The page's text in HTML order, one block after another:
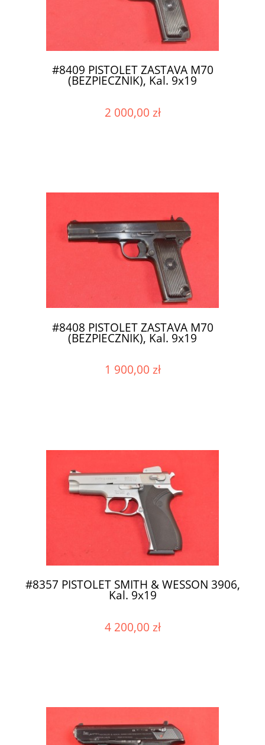
#8409 PISTOLET ZASTAVA M70
(BEZPIECZNIK), Kal. 9x19
2 000,00 zł
#8408 PISTOLET ZASTAVA M70
(BEZPIECZNIK), Kal. 9x19
1 900,00 zł
#8357 PISTOLET SMITH & WESSON 3906,
Kal. 9x19
4 200,00 zł